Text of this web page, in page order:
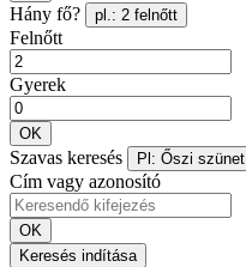
Hány fő? pl.: 2 felnőtt
Felnőtt
Gyerek
OK
Szavas keresés Pl: Őszi szünet
Cím vagy azonosító
OK
Keresés indítása